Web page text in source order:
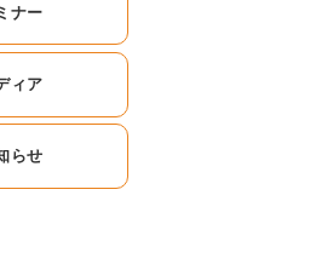
ナー
ィア
らせ